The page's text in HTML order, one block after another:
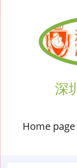
深
Home page